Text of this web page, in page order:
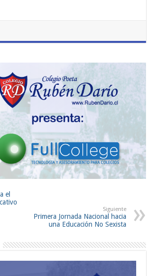
el
Siguiente
Primera Jornada Nacional hacia
una Educación No Sexista